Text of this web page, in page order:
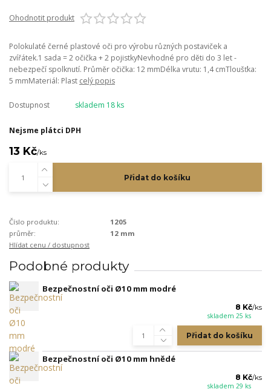
Ohodnotit produkt
Polokulaté černé plastové oči pro výrobu různých postaviček a
zvířátek.1 sada = 2 očička + 2 pojistkyNevhodné pro děti do 3 let -
nebezpečí spolknutí. Průměr očička: 12 mmDélka vrutu: 1,4 cmTloušťka:
5 mmMateriál: Plast celý popis
Dostupnost skladem 18 ks
Nejsme plátci DPH
13 Kč/ks
Přidat do košíku
Číslo produktu:
1205
průměr:
12 mm
Hlídat cenu / dostupnost
Podobné produkty
Bezpečnostní oči Ø10 mm modré
8 Kč/ks
skladem 25 ks
Přidat do košíku
Bezpečnostní oči Ø10 mm hnědé
8 Kč/ks
skladem 29 ks